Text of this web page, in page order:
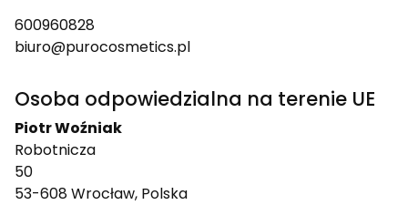
600960828
biuro@purocosmetics.pl
Osoba odpowiedzialna na terenie UE
Piotr Woźniak
Robotnicza
50
53-608 Wrocław, Polska